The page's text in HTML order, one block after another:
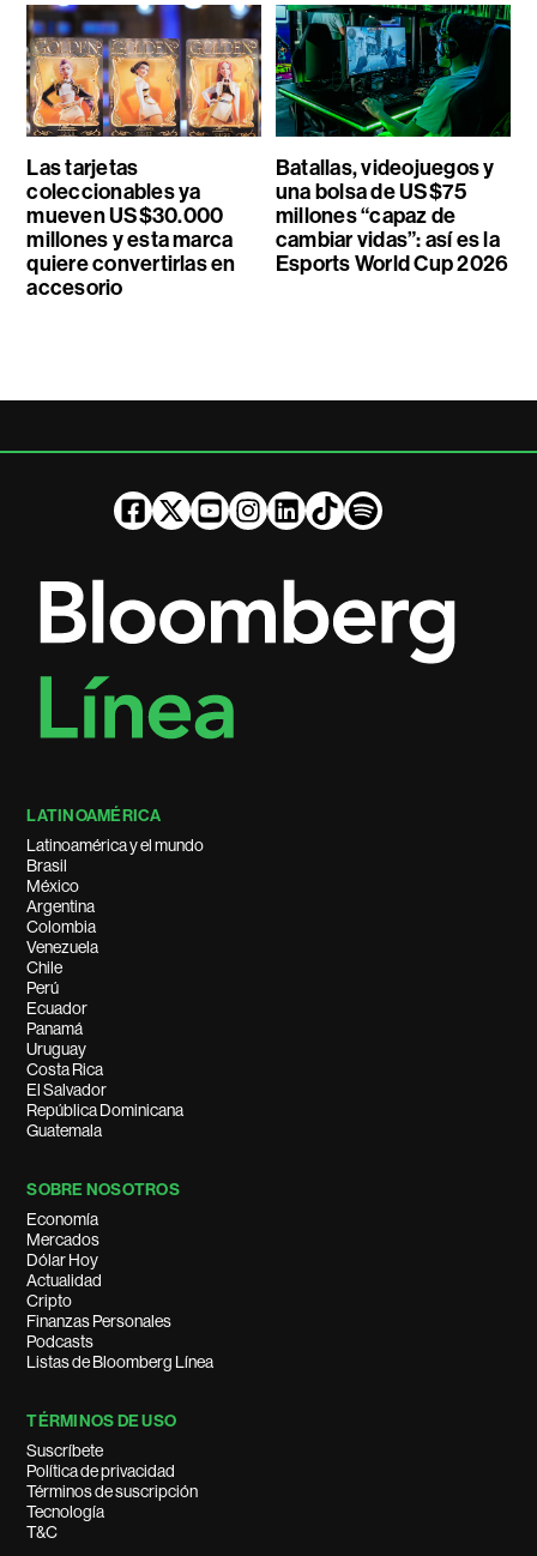
Las tarjetas
coleccionables ya
mueven US$30.000
millones y esta marca
quiere convertirlas en
accesorio
Batallas, videojuegos y
una bolsa de US$75
millones “capaz de
cambiar vidas”: así es la
Esports World Cup 2026
LATINOAMÉRICA
Latinoamérica y el mundo
Brasil
México
Argentina
Colombia
Venezuela
Chile
Perú
Ecuador
Panamá
Uruguay
Costa Rica
El Salvador
República Dominicana
Guatemala
SOBRE NOSOTROS
Economía
Mercados
Dólar Hoy
Actualidad
Cripto
Finanzas Personales
Podcasts
Listas de Bloomberg Línea
TÉRMINOS DE USO
Suscríbete
Política de privacidad
Términos de suscripción
Tecnología
T&C